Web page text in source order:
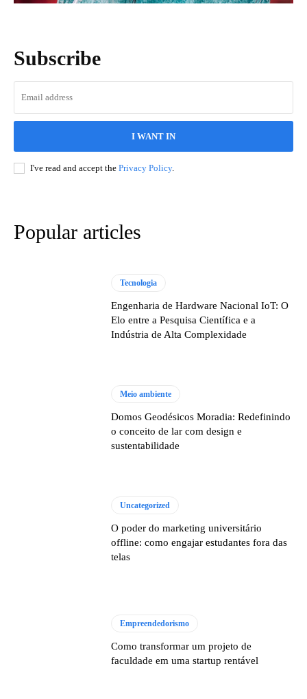
Subscribe
I WANT IN
I've read and accept the Privacy Policy.
Popular articles
Tecnologia
Engenharia de Hardware Nacional IoT: O
Elo entre a Pesquisa Científica e a
Indústria de Alta Complexidade
Meio ambiente
Domos Geodésicos Moradia: Redefinindo
o conceito de lar com design e
sustentabilidade
Uncategorized
O poder do marketing universitário
offline: como engajar estudantes fora das
telas
Empreendedorismo
Como transformar um projeto de
faculdade em uma startup rentável